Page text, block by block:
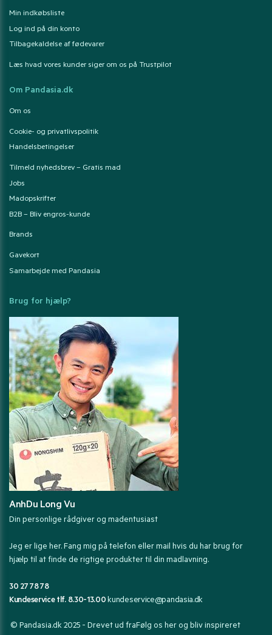
Min indkøbsliste
Log ind på din konto
Tilbagekaldelse af fødevarer
Læs hvad vores kunder siger om os på Trustpilot
Om Pandasia.dk
Om os
Cookie- og privatlivspolitik
Handelsbetingelser
Tilmeld nyhedsbrev – Gratis mad
Jobs
Madopskrifter
B2B – Bliv engros-kunde
Brands
Gavekort
Samarbejde med Pandasia
Brug for hjælp?
AnhDu Long Vu
Din personlige rådgiver og madentusiast
Jeg er lige her. Fang mig på telefon eller mail hvis du har brug for
hjælp til at finde de rigtige produkter til din madlavning.
30 27 78 78
Kundeservice tlf. 8.30-13.00kundeservice@pandasia.dk
© Pandasia.dk 2025 - Drevet ud fraFølg os her og bliv inspireret